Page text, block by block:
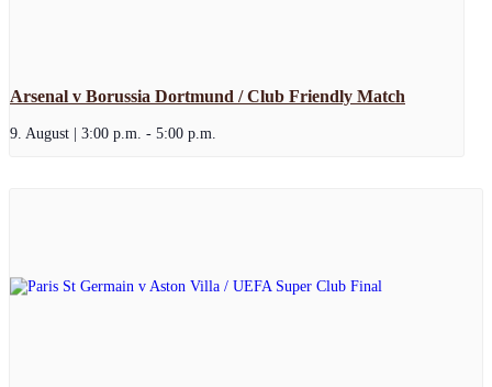
Arsenal v Borussia Dortmund / Club Friendly Match
9. August | 3:00 p.m. - 5:00 p.m.